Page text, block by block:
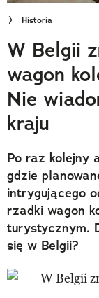
Wielki Konkurs
Trendbook
Polecane
Historia
W Belgii
wagon
Nie
kraju
Po raz kolejny
gdzie
intrygującego
rzadki wagon
turystycznym.
się w Belgii?